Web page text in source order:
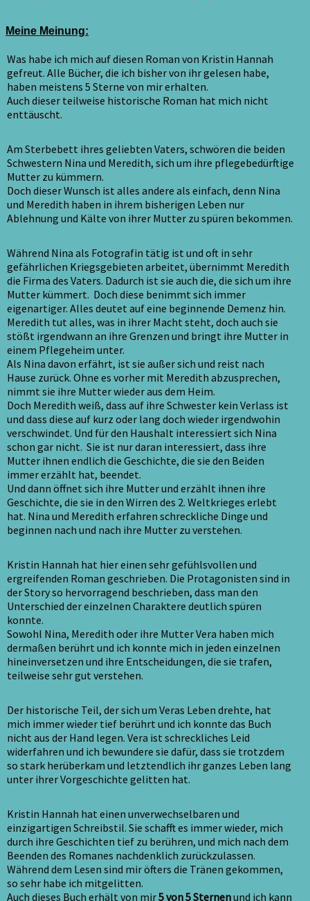
Meine Meinung:
Was habe ich mich auf diesen Roman von Kristin Hannah
gefreut. Alle Bücher, die ich bisher von ihr gelesen habe,
haben meistens 5 Sterne von mir erhalten.
Auch dieser teilweise historische Roman hat mich nicht
enttäuscht.
Am Sterbebett ihres geliebten Vaters, schwören die beiden
Schwestern Nina und Meredith, sich um ihre pflegebedürftige
Mutter zu kümmern.
Doch dieser Wunsch ist alles andere als einfach, denn Nina
und Meredith haben in ihrem bisherigen Leben nur
Ablehnung und Kälte von ihrer Mutter zu spüren bekommen.
Während Nina als Fotografin tätig ist und oft in sehr
gefährlichen Kriegsgebieten arbeitet, übernimmt Meredith
die Firma des Vaters. Dadurch ist sie auch die, die sich um ihre
Mutter kümmert. Doch diese benimmt sich immer
eigenartiger. Alles deutet auf eine beginnende Demenz hin.
Meredith tut alles, was in ihrer Macht steht, doch auch sie
stößt irgendwann an ihre Grenzen und bringt ihre Mutter in
einem Pflegeheim unter.
Als Nina davon erfährt, ist sie außer sich und reist nach
Hause zurück. Ohne es vorher mit Meredith abzusprechen,
nimmt sie ihre Mutter wieder aus dem Heim.
Doch Meredith weiß, dass auf ihre Schwester kein Verlass ist
und dass diese auf kurz oder lang doch wieder irgendwohin
verschwindet. Und für den Haushalt interessiert sich Nina
schon gar nicht. Sie ist nur daran interessiert, dass ihre
Mutter ihnen endlich die Geschichte, die sie den Beiden
immer erzählt hat, beendet.
Und dann öffnet sich ihre Mutter und erzählt ihnen ihre
Geschichte, die sie in den Wirren des 2. Weltkrieges erlebt
hat. Nina und Meredith erfahren schreckliche Dinge und
beginnen nach und nach ihre Mutter zu verstehen.
Kristin Hannah hat hier einen sehr gefühlsvollen und
ergreifenden Roman geschrieben. Die Protagonisten sind in
der Story so hervorragend beschrieben, dass man den
Unterschied der einzelnen Charaktere deutlich spüren
konnte.
Sowohl Nina, Meredith oder ihre Mutter Vera haben mich
dermaßen berührt und ich konnte mich in jeden einzelnen
hineinversetzen und ihre Entscheidungen, die sie trafen,
teilweise sehr gut verstehen.
Der historische Teil, der sich um Veras Leben drehte, hat
mich immer wieder tief berührt und ich konnte das Buch
nicht aus der Hand legen. Vera ist schreckliches Leid
widerfahren und ich bewundere sie dafür, dass sie trotzdem
so stark herüberkam und letztendlich ihr ganzes Leben lang
unter ihrer Vorgeschichte gelitten hat.
Kristin Hannah hat einen unverwechselbaren und
einzigartigen Schreibstil. Sie schafft es immer wieder, mich
durch ihre Geschichten tief zu berühren, und mich nach dem
Beenden des Romanes nachdenklich zurückzulassen.
Während dem Lesen sind mir öfters die Tränen gekommen,
so sehr habe ich mitgelitten.
Auch dieses Buch erhält von mir5 von 5 Sternenund ich kann